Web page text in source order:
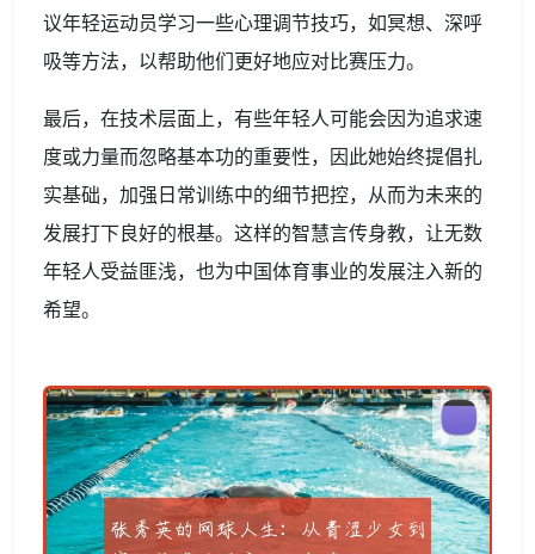
议年轻运动员学习一些心理调节技巧，如冥想、深呼
吸等方法，以帮助他们更好地应对比赛压力。
最后，在技术层面上，有些年轻人可能会因为追求速
度或力量而忽略基本功的重要性，因此她始终提倡扎
实基础，加强日常训练中的细节把控，从而为未来的
发展打下良好的根基。这样的智慧言传身教，让无数
年轻人受益匪浅，也为中国体育事业的发展注入新的
希望。